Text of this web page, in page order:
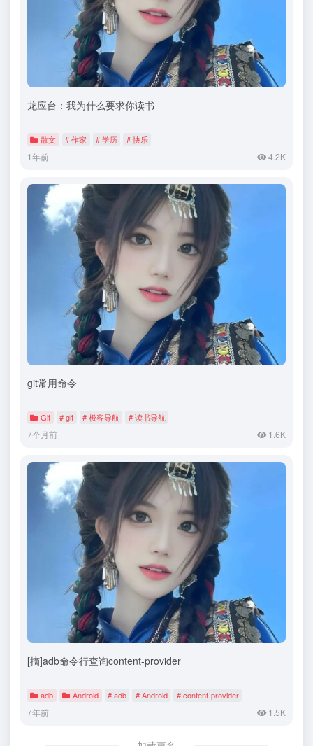
龙应台：我为什么要求你读书
散文 # 作家 # 学历 # 快乐
1年前 4.2K
git常用命令
Git # git # 极客导航 # 读书导航
7个月前 1.6K
[摘]adb命令行查询content-provider
adb Android # adb # Android # content-provider
7年前 1.5K